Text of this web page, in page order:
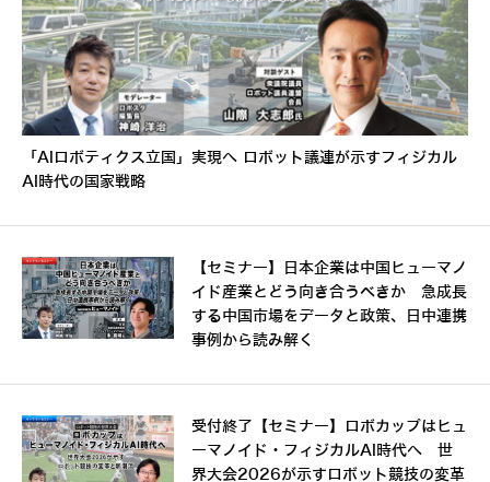
「AIロボティクス立国」実現へ ロボット議連が示すフィジカル
AI時代の国家戦略
【セミナー】日本企業は中国ヒューマノ
イド産業とどう向き合うべきか 急成長
する中国市場をデータと政策、日中連携
事例から読み解く
受付終了【セミナー】ロボカップはヒュ
ーマノイド・フィジカルAI時代へ 世
界大会2026が示すロボット競技の変革